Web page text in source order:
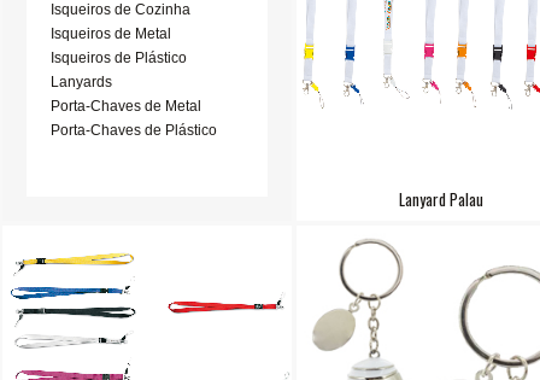
Isqueiros de Cozinha
Isqueiros de Metal
Isqueiros de Plástico
Lanyards
Porta-Chaves de Metal
Porta-Chaves de Plástico
Lanyard Palau